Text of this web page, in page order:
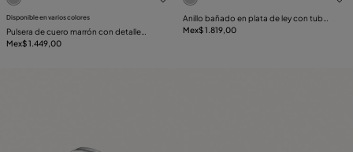
Disponible en varios colores
Pulsera de cuero marrón con detalle
central bañado en plata de ley
Mex$ 1.449,00
Anillo bañado en plata de ley con tubo
horizontal
Mex$ 1.819,00